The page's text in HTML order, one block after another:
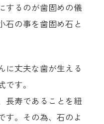
するのが歯固めの儀
石の事を歯固め石と
に丈夫な歯が生える
す。
長寿であることを紐
す。その為、石のよ